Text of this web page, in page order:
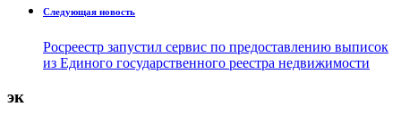
Следующая новость
Росреестр запустил сервис по предоставлению выписок
из Единого государственного реестра недвижимости
эк